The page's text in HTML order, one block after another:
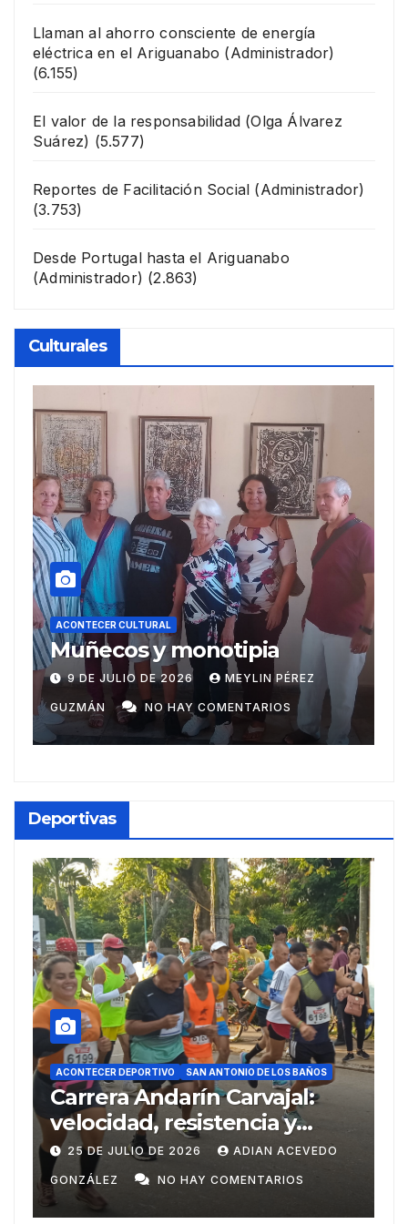
Llaman al ahorro consciente de energía
eléctrica en el Ariguanabo (Administrador)
(6.155)
El valor de la responsabilidad (Olga Álvarez
Suárez) (5.577)
Reportes de Facilitación Social (Administrador)
(3.753)
Desde Portugal hasta el Ariguanabo
(Administrador) (2.863)
Culturales
MEYLIN PÉREZ
ACONTECER CULTURAL
Recibe
escritor
Casas literarias
internacionales
20 DE JUNIO DE 2026
GUZMÁN NO HAY
Deportivas
SAN ANTONIO DE LOS BAÑOS
Carvajal:
y
en su 38
ADIAN ACEVEDO
HAY COMENTARIOS
ACONTECER DEPORTIVO
SAN ANTONIO DE LOS BAÑOS
Del Ariguanabo
Domingo
20 DE JULIO DE 2026
GONZÁLEZ